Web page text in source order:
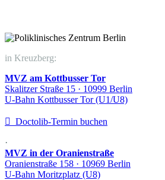
in Kreuzberg:
MVZ am Kottbusser Tor
Skalitzer Straße 15 · 10999 Berlin
U-Bahn Kottbusser Tor (U1/U8)
 Doctolib-Termin buchen
·
MVZ in der Oranienstraße
Oranienstraße 158 · 10969 Berlin
U-Bahn Moritzplatz (U8)